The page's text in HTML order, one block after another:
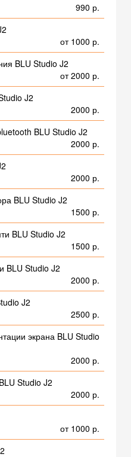
990 р.
от 1000 р.
BLU Studio J2
от 2000 р.
J2
2000 р.
BLU Studio J2
2000 р.
2000 р.
BLU Studio J2
1500 р.
BLU Studio J2
1500 р.
BLU Studio J2
2000 р.
J2
2500 р.
экрана BLU Studio
2000 р.
Studio J2
2000 р.
от 1000 р.